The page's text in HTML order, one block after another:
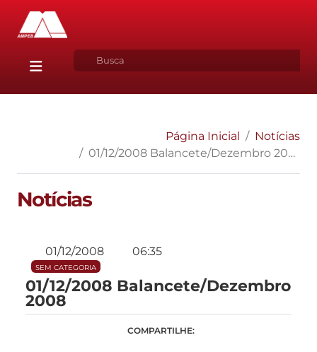
Página Inicial
Notícias
01/12/2008 Balancete/Dezembro 2008
Notícias
01/12/2008 06:35
SEM CATEGORIA
01/12/2008 Balancete/Dezembro
2008
COMPARTILHE: